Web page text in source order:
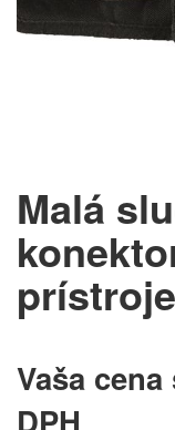
Malá
prístroje
Vaša cena
DPH